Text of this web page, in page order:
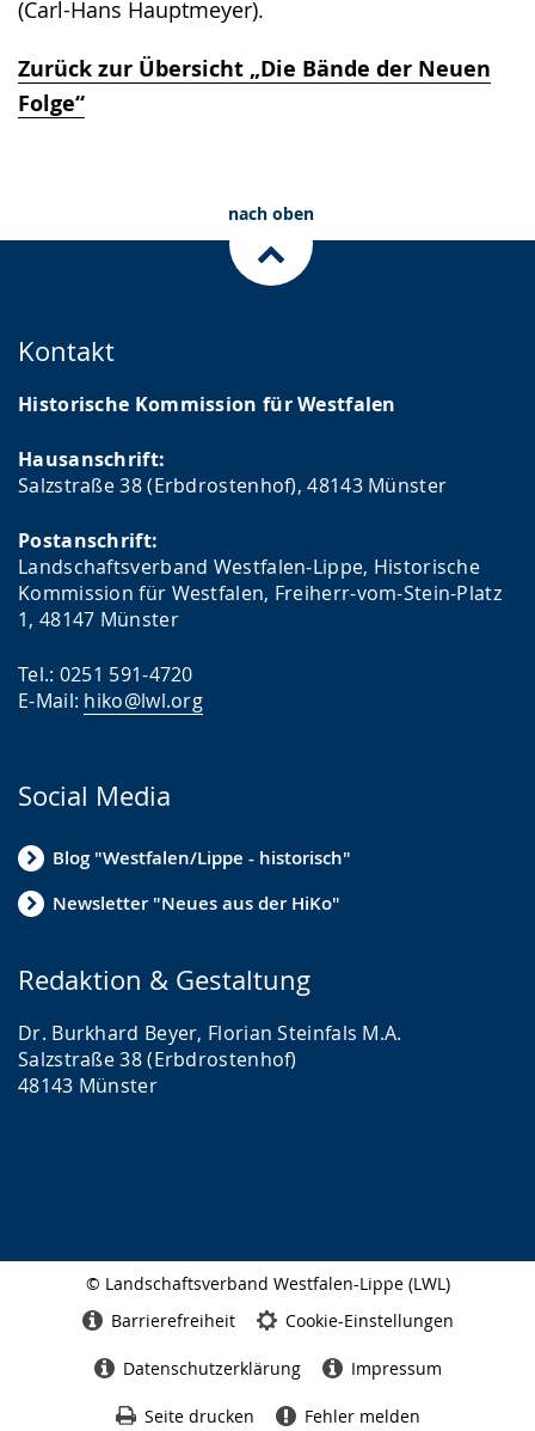
(Carl-Hans Hauptmeyer).
Zurück zur Übersicht „Die Bände der Neuen
Folge“
nach oben
Kontakt
Historische Kommission für Westfalen
Hausanschrift:
Salzstraße 38 (Erbdrostenhof), 48143 Münster
Postanschrift:
Landschaftsverband Westfalen-Lippe, Historische
Kommission für Westfalen, Freiherr-vom-Stein-Platz
1, 48147 Münster
Tel.: 0251 591-4720
E-Mail: hiko@lwl.org
Social Media
Blog "Westfalen/Lippe - historisch"
Newsletter "Neues aus der HiKo"
Redaktion & Gestaltung
Dr. Burkhard Beyer, Florian Steinfals M.A.
Salzstraße 38 (Erbdrostenhof)
48143 Münster
© Landschaftsverband Westfalen-Lippe (LWL)
Barrierefreiheit Cookie-Einstellungen
Datenschutzerklärung Impressum
Seite drucken Fehler melden